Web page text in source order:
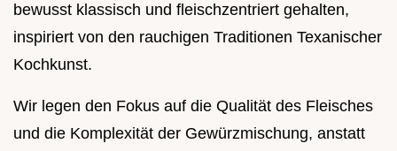
bewusst klassisch und fleischzentriert gehalten,
inspiriert von den rauchigen Traditionen Texanischer
Kochkunst.
Wir legen den Fokus auf die Qualität des Fleisches
und die Komplexität der Gewürzmischung, anstatt